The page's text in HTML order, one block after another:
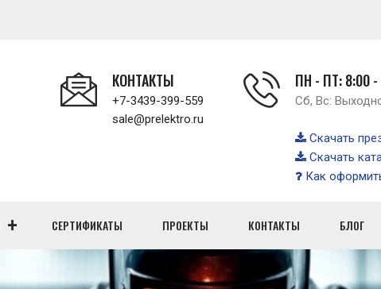
КОНТАКТЫ
+7-3439-399-559
sale@prelektro.ru
ПН - ПТ: 8:00 -
Сб, Вс:
Скачать
Скачать
Как
СЕРТИФИКАТЫ ПРОЕКТЫ КОНТАКТЫ БЛОГ